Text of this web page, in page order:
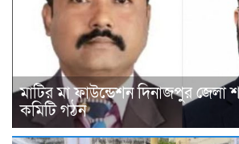
মাটির মা ফাউন্ডেশন দিনাজপুর
কমিটি গঠন